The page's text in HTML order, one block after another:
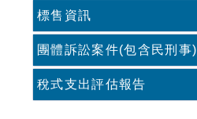
標售資訊
團體訴訟案件(包含民刑事)
稅式支出評估報告